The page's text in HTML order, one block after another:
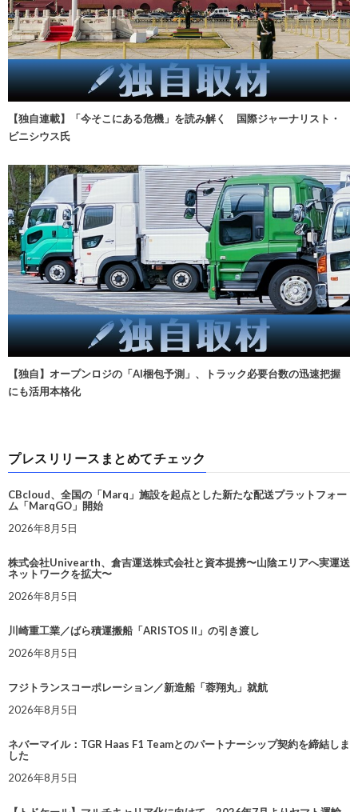
【独自連載】「今そこにある危機」を読み解く 国際ジャーナリスト・
ビニシウス氏
【独自】オープンロジの「AI梱包予測」、トラック必要台数の迅速把握
にも活用本格化
プレスリリースまとめてチェック
CBcloud、全国の「Marq」施設を起点とした新たな配送プラットフォー
ム「MarqGO」開始
2026年8月5日
株式会社Univearth、倉吉運送株式会社と資本提携〜山陰エリアへ実運送
ネットワークを拡大〜
2026年8月5日
川崎重工業／ばら積運搬船「ARISTOS II」の引き渡し
2026年8月5日
フジトランスコーポレーション／新造船「蓉翔丸」就航
2026年8月5日
ネバーマイル：TGR Haas F1 Teamとのパートナーシップ契約を締結しま
した
2026年8月5日